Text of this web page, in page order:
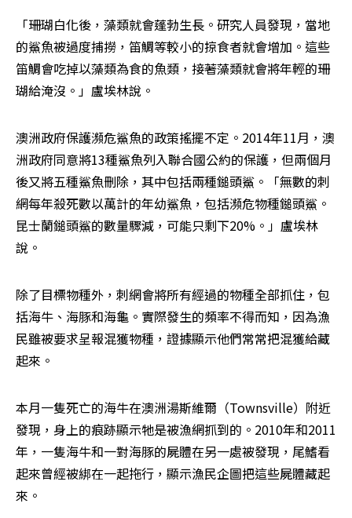
「珊瑚白化後，藻類就會蓬勃生長。研究人員發現，當地
的鯊魚被過度捕撈，笛鯛等較小的掠食者就會增加。這些
笛鯛會吃掉以藻類為食的魚類，接著藻類就會將年輕的珊
瑚給淹沒。」盧埃林說。
澳洲政府保護瀕危鯊魚的政策搖擺不定。2014年11月，澳
洲政府同意將13種鯊魚列入聯合國公約的保護，但兩個月
後又將五種鯊魚刪除，其中包括兩種鎚頭鯊。「無數的刺
網每年殺死數以萬計的年幼鯊魚，包括瀕危物種鎚頭鯊。
昆士蘭鎚頭鯊的數量驟減，可能只剩下20%。」盧埃林
說。
除了目標物種外，刺網會將所有經過的物種全部抓住，包
括海牛、海豚和海龜。實際發生的頻率不得而知，因為漁
民雖被要求呈報混獲物種，證據顯示他們常常把混獲給藏
起來。
本月一隻死亡的海牛在澳洲湯斯維爾（Townsville）附近
發現，身上的痕跡顯示牠是被漁網抓到的。2010年和2011
年，一隻海牛和一對海豚的屍體在另一處被發現，尾鰭看
起來曾經被綁在一起拖行，顯示漁民企圖把這些屍體藏起
來。